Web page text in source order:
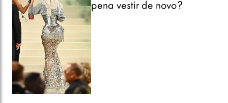
pena vestir de novo?